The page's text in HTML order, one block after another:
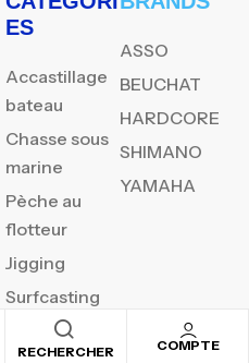
RECHERCHER COMPTE
ES
Accastillage
bateau
Chasse sous
marine
Pèche au
flotteur
Jigging
Surfcasting
ASSO
BEUCHAT
HARDCORE
SHIMANO
YAMAHA